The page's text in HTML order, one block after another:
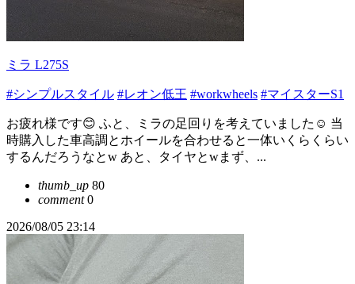
ミラ L275S
#シンプルスタイル #レオン低王 #workwheels #マイスターS1
お疲れ様です😊 ふと、ミラの足回りを考えていました☺️ 当
時購入した車高調とホイールを合わせると一体いくらくらい
するんだろうなとw あと、タイヤとwまず、...
thumb_up 80
comment0
2026/08/05 23:14